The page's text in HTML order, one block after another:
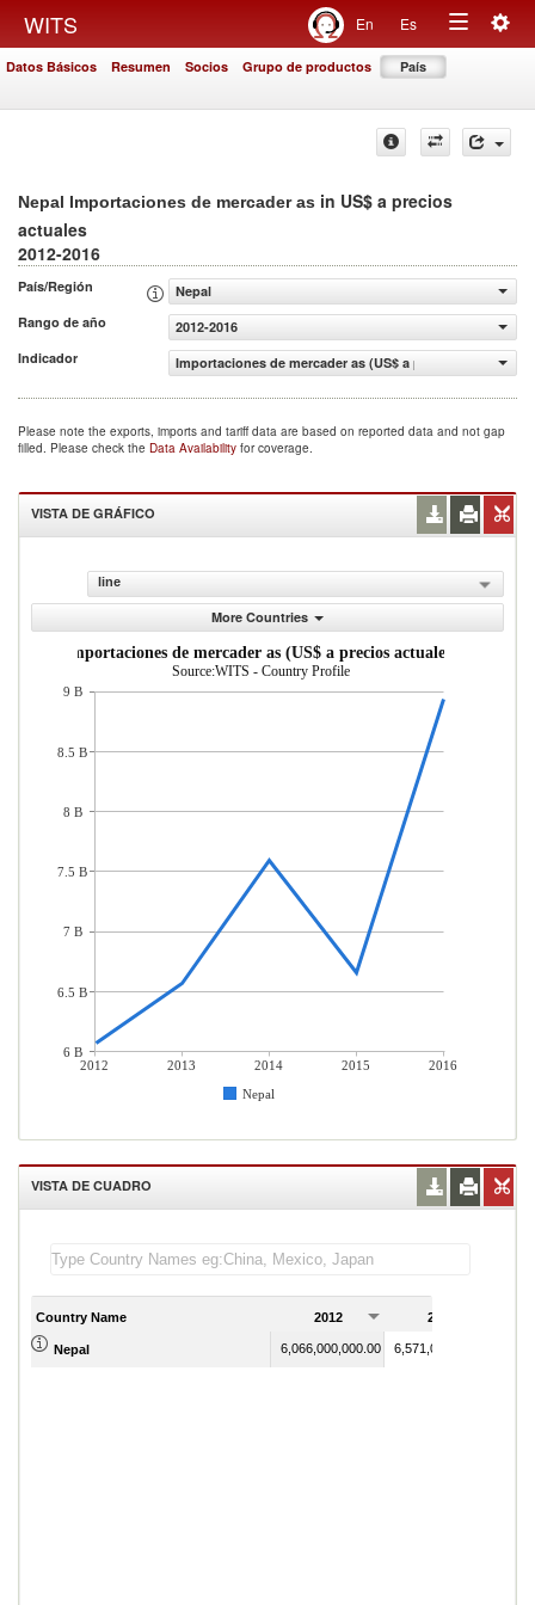
WITS En Es
Toggle
Datos Básicos Resumen Socios Grupo de productos País
Nepal Importaciones de mercader as in US$ a precios
actuales
2012-2016
País/Región
Nepal
Rango de año
2012-2016
Indicador
Importaciones de mercader as (US$ a precios actuales)
Please note the exports, imports and tariff data are based on reported data and not gap
filled. Please check the Data Availability for coverage.
VISTA DE GRÁFICO
line
More Countries
Importaciones de mercader as (US$ a precios actuales)
Source:WITS - Country Profile
2012 2013 2014 2015
2016
Nepal
9 B
8.5 B
8 B
7.5 B
7 B
6.5 B
6 B
VISTA DE CUADRO
Country Name 2012 2013
Nepal 6,066,000,000.00 6,571,000,000.00